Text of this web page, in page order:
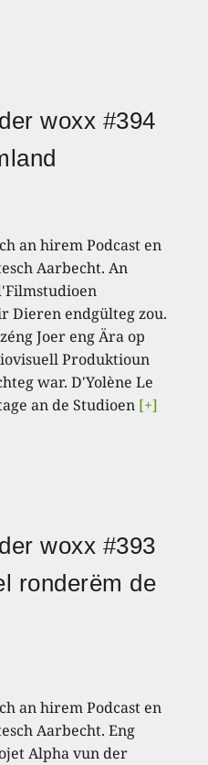
woxx #394
an hirem Podcast en
Aarbecht. An
Dieren endgülteg zou.
Joer eng Ära op
Produktioun
war. D'Yolène Le
an de Studioen [+]
woxx #393
ronderëm de
an hirem Podcast en
Aarbecht. Eng
Alpha vun der